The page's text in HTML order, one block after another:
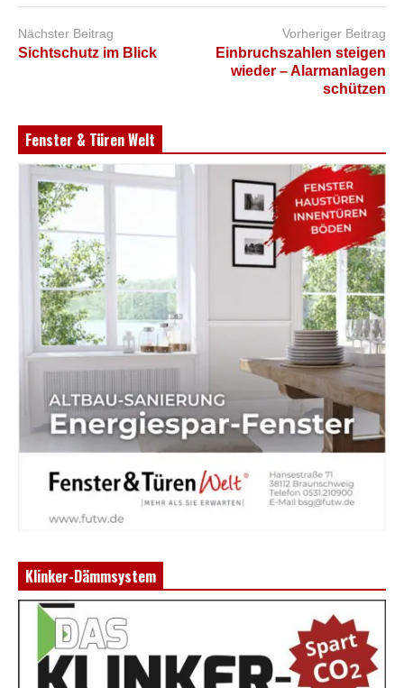
Nächster Beitrag
Sichtschutz im Blick
Vorheriger Beitrag
Einbruchszahlen steigen
wieder – Alarmanlagen
schützen
Fenster & Türen Welt
Klinker-Dämmsystem